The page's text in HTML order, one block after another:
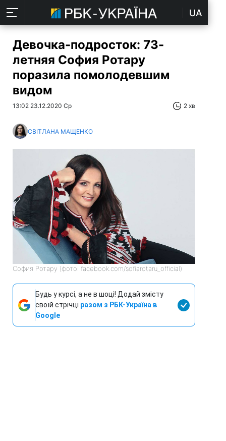
UA
Девочка-подросток: 73-
летняя София Ротару
поразила помолодевшим
видом
13:02 23.12.2020 Ср 2 хв
СВІТЛАНА МАЩЕНКО
София Ротару (фото: facebook.com/sofiarotaru_official)
Будь у курсі, а не в шоці! Додай змісту
своїй стрічці разом з РБК-Україна в
Google